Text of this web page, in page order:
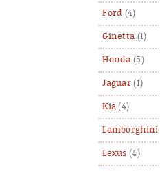
Ford (4)
Ginetta (1)
Honda (5)
Jaguar (1)
Kia (4)
Lamborghini
Lexus (4)